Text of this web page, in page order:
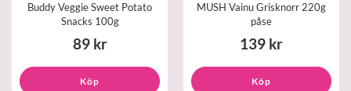
Buddy Veggie Sweet Potato
Snacks 100g
89 kr
Köp
MUSH Vainu Grisknorr 220g
påse
139 kr
Köp